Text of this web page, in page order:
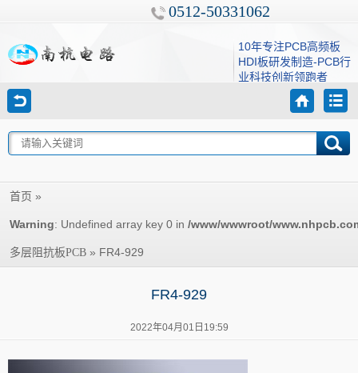
0512-50331062
10年专注PCB高频板
HDI板研发制造-PCB行
业科技创新领跑者
首页 »
Warning: Undefined array key 0 in /www/wwwroot/
多层阻抗板PCB » FR4-929
FR4-929
2022年04月01日19:59